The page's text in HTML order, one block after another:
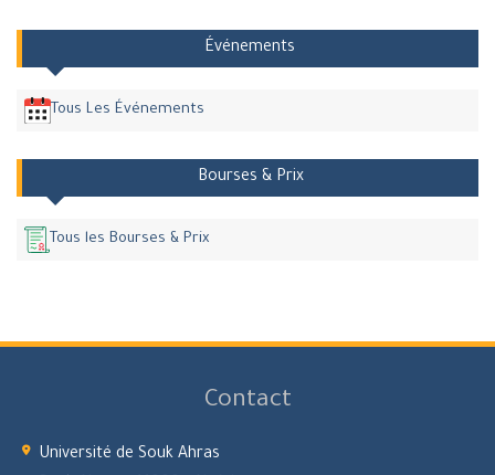
Événements
Tous Les Événements
Bourses & Prix
Tous les Bourses & Prix
Contact
Université de Souk Ahras